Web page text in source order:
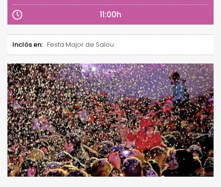
11:00h
Inclòs en: Festa Major de Salou